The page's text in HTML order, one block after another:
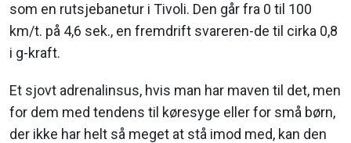
som en rutsjebanetur i Tivoli. Den går fra 0 til 100
km/t. på 4,6 sek., en fremdrift svareren-de til cirka 0,8
i g-kraft.
Et sjovt adrenalinsus, hvis man har maven til det, men
for dem med tendens til køresyge eller for små børn,
der ikke har helt så meget at stå imod med, kan den